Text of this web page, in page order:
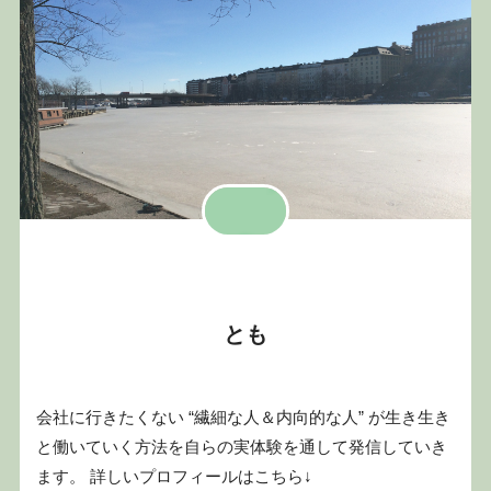
とも
会社に行きたくない “繊細な人＆内向的な人” が生き生き
と働いていく方法を自らの実体験を通して発信していき
ます。 詳しいプロフィールはこちら↓